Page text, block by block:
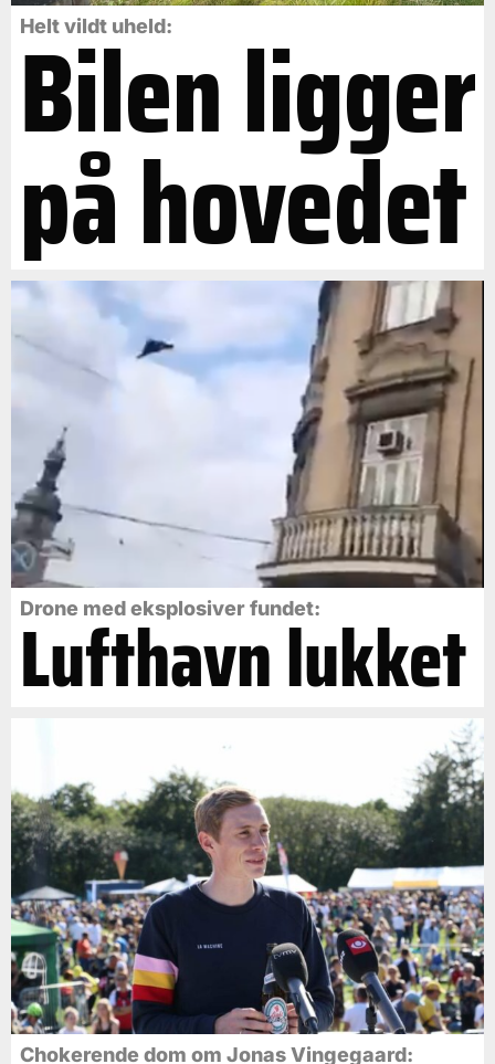
Helt vildt uheld:
Bilen ligger
på hovedet
Drone med eksplosiver fundet:
Lufthavn lukket
Chokerende dom om Jonas Vingegaard: